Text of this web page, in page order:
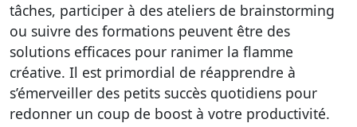
tâches, participer à des ateliers de brainstorming
ou suivre des formations peuvent être des
solutions efficaces pour ranimer la flamme
créative. Il est primordial de réapprendre à
s’émerveiller des petits succès quotidiens pour
redonner un coup de boost à votre productivité.